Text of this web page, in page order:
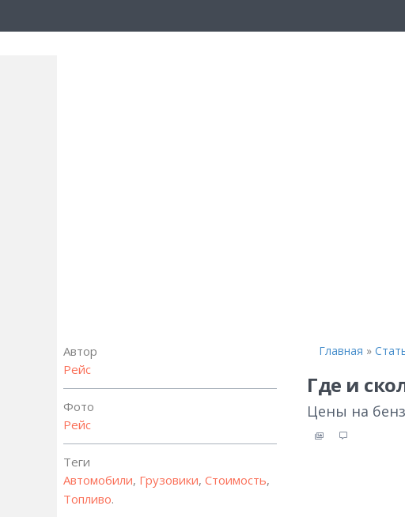
Автор
Рейс
Фото
Рейс
Теги
Автомобили, Грузовики, Стоимость,
Топливо.
Главная »
Где и
Цены на